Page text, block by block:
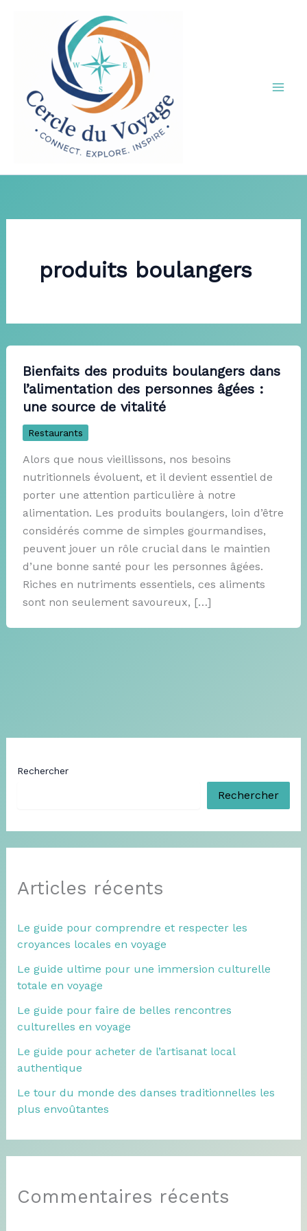
produits boulangers
Bienfaits des produits boulangers dans
l’alimentation des personnes âgées :
une source de vitalité
Restaurants
Alors que nous vieillissons, nos besoins
nutritionnels évoluent, et il devient essentiel de
porter une attention particulière à notre
alimentation. Les produits boulangers, loin d’être
considérés comme de simples gourmandises,
peuvent jouer un rôle crucial dans le maintien
d’une bonne santé pour les personnes âgées.
Riches en nutriments essentiels, ces aliments
sont non seulement savoureux, […]
Rechercher
Rechercher
Articles récents
Le guide pour comprendre et respecter les
croyances locales en voyage
Le guide ultime pour une immersion culturelle
totale en voyage
Le guide pour faire de belles rencontres
culturelles en voyage
Le guide pour acheter de l’artisanat local
authentique
Le tour du monde des danses traditionnelles les
plus envoûtantes
Commentaires récents